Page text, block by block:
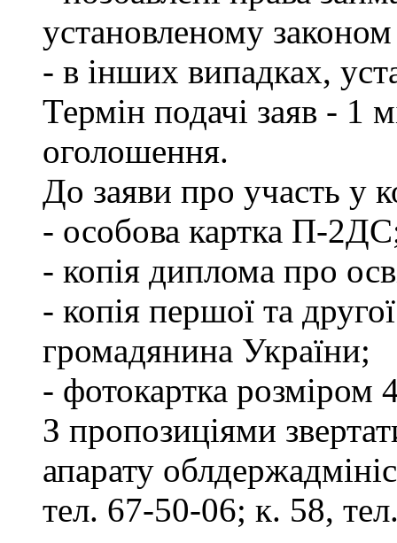
установленому
- в інших випадках,
Термін подачі заяв - 1
оголошення.
До заяви про участь у
- особова картка П-
- копія диплома про
- копія першої та
громадянина України;
- фотокартка розміром
З пропозиціями
апарату
тел. 67-50-06; к. 58,